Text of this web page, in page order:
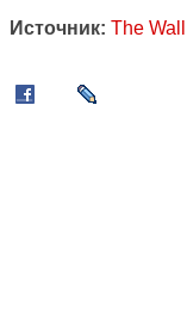
Источник: The